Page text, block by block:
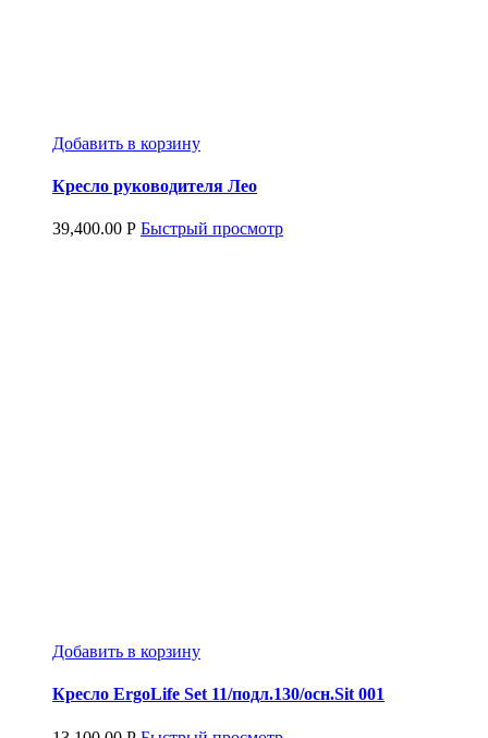
Добавить в корзину
Кресло руководителя Лео
39,400.00 Р Быстрый просмотр
Добавить в корзину
Кресло ErgoLife Set 11/подл.130/осн.Sit 001